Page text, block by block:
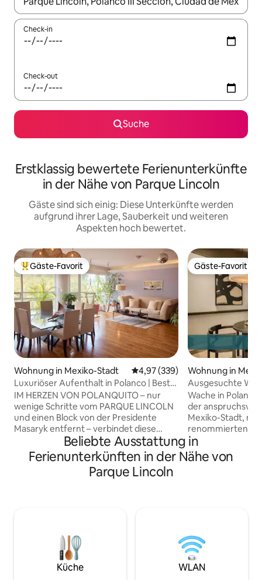
Check-in
Check-out
Suche
Erstklassig bewertete Ferienunterkünfte
in der Nähe von Parque Lincoln
Gäste sind sich einig: Diese Unterkünfte werden
aufgrund ihrer Lage, Sauberkeit und weiteren
Aspekten hoch bewertet.
Beliebter Gäste-Favorit.
Gäste-Favorit
Wohnung in Mexiko-Stadt Durchschnittliche Bewertung:
4,97 (339)
Luxuriöser Aufenthalt in Polanco | Beste
Lage + täglicher Service!
IM HERZEN VON POLANQUITO – nur
wenige Schritte vom PARQUE LINCOLN
und einen Block von der Presidente
Masaryk entfernt – verbindet diese
geräumige Unterkunft mit 3
Schlafzimmern den Komfort eines
Boutique-Hotels mit lokalem Charme.
Wache mit Blick auf Bäume auf;
Wochentagen (Mo–Fr – Betten
gemacht, Geschirr gespült), Concierge-
Verbindungen, Willkommenskorb,
Zugang mit Smart-Lock, schnelles
Gäste-Favorit
Gäste-Favorit
Wohnung in
Ausgesuchte
Erstklassiges
Wache in
der
Mexiko-Stadt,
renommierten
und High-End-
Wohnung
Design, einen
wenige Schritte
Avenue, Antara
Museum
Städtereisen,
Beliebte Ausstattung in
Ferienunterkünften in der Nähe von
Parque Lincoln
Küche WLAN